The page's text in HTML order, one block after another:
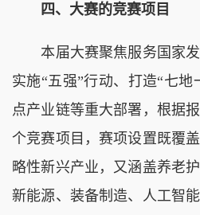
四、大赛的竞赛项目
本届大赛聚焦服务国家发
实施“五强”行动、打造“七地
点产业链等重大部署，根据
个竞赛项目，赛项设置既覆
略性新兴产业，又涵盖养老
新能源、装备制造、人工智